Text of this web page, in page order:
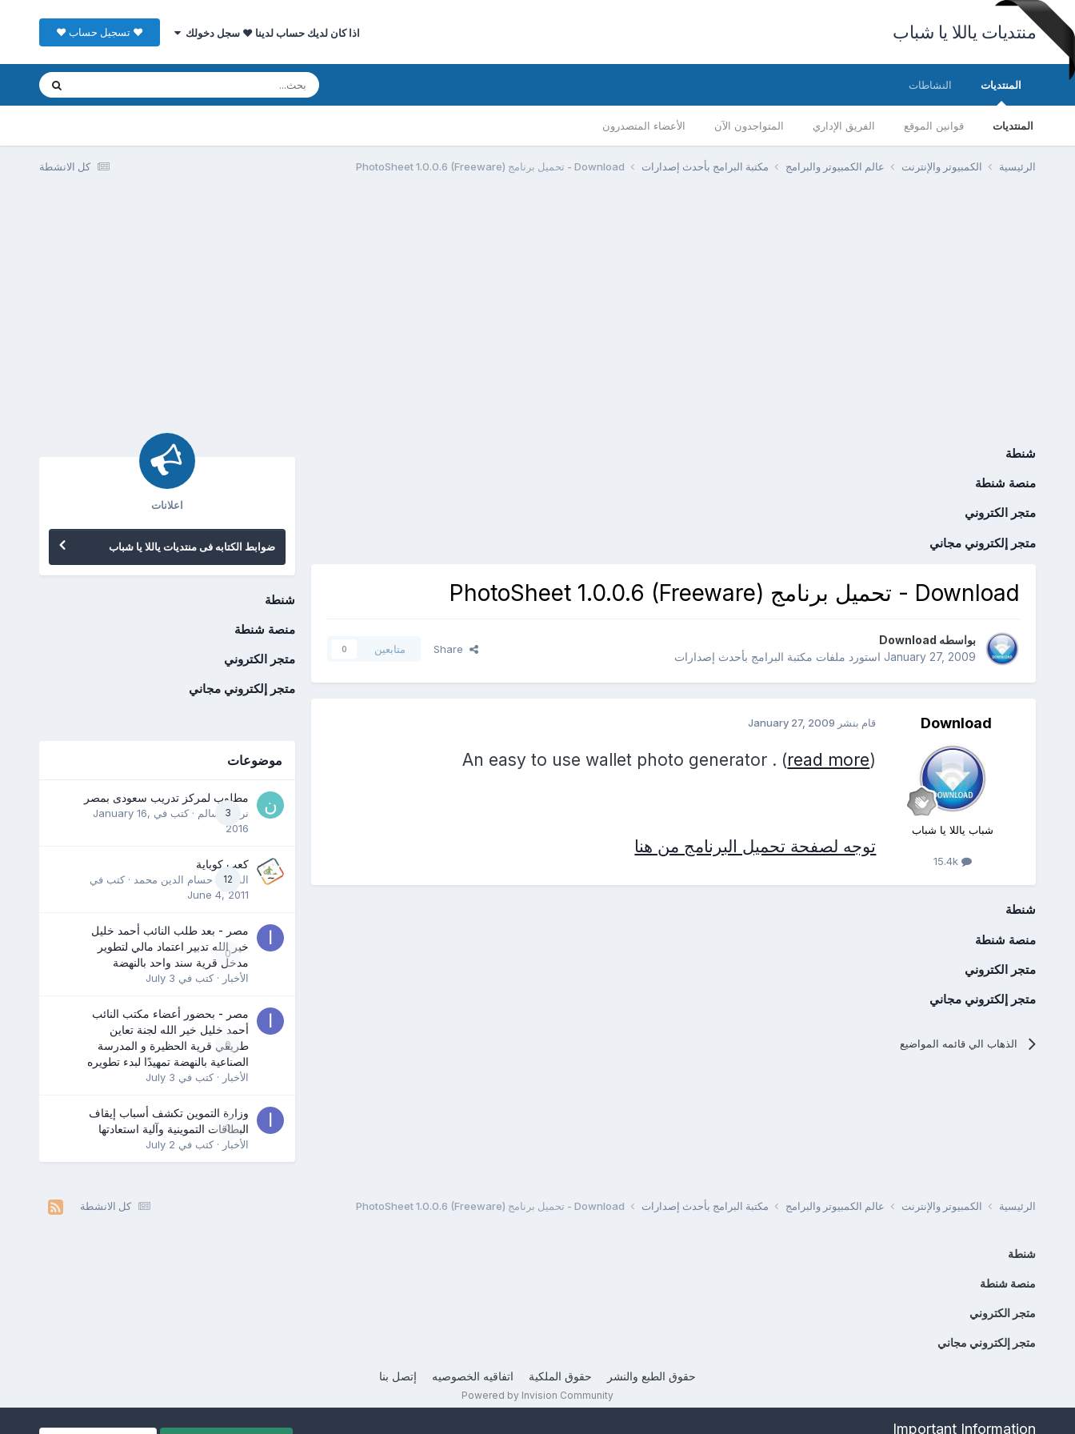
منتديات ياللا يا شباب اذا كان لديك حساب لدينا ♥ سجل دخولك ♥ تسجيل حساب ♥
المنتديات
المنتديات قوانين الموقع الفريق الإداري المتواجدون الآن الأعضاء المتصدرون
النشاطات
كل الانشطة الرئيسية الكمبيوتر والإنترنت عالم الكمبيوتر والبرامج مكتبة البرامج بأحدث إصدارات Download - تحميل برنامج PhotoSheet 1.0.0.6 (Freeware)
شنطة
منصة شنطة
متجر الكتروني
متجر إلكتروني مجاني
Download - تحميل برنامج PhotoSheet 1.0.0.6 (Freeware)
بواسطه Download
January 27, 2009استورد ملفات مكتبة البرامج بأحدث إصدارات
Share متابعين 0
Download
شباب ياللا يا شباب
15.4k
قام بنشر January 27, 2009
An easy to use wallet photo generator . (read more)
توجه لصفحة تحميل البرنامج من هنا
شنطة
منصة شنطة
متجر الكتروني
متجر إلكتروني مجاني
الذهاب الي قائمه المواضيع
اعلانات
ضوابط الكتابه فى منتديات ياللا يا شباب
شنطة
منصة شنطة
متجر الكتروني
متجر إلكتروني مجاني
موضوعات
3
مطلوب لمركز تدريب سعودى بمصر
نرمين سالم · كتب في January 16,
2016
12
كعب كوباية
المدرب حسام الدين محمد · كتب في
June 4, 2011
0
مصر - بعد طلب النائب أحمد خليل
خير الله تدبير اعتماد مالي لتطوير
مدخل قرية سند واحد بالنهضة
الأخبار · كتب في July 3
0
مصر - بحضور أعضاء مكتب النائب
أحمد خليل خير الله لجنة تعاين
طريقي قرية الحظيرة و المدرسة
الصناعية بالنهضة تمهيدًا لبدء تطويره
الأخبار · كتب في July 3
0
وزارة التموين تكشف أسباب إيقاف
البطاقات التموينية وآلية استعادتها
الأخبار · كتب في July 2
كل الانشطة الرئيسية الكمبيوتر والإنترنت عالم الكمبيوتر والبرامج مكتبة البرامج بأحدث إصدارات Download - تحميل برنامج PhotoSheet 1.0.0.6 (Freeware)
شنطة
منصة شنطة
متجر الكتروني
متجر إلكتروني مجاني
حقوق الطبع والنشر حقوق الملكية اتفاقيه الخصوصيه إتصل بنا
Powered by Invision Community
Important Information